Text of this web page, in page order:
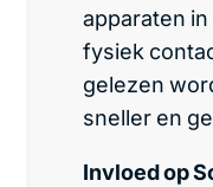
apparaten
fysiek
gelezen
sneller en
Invloed op